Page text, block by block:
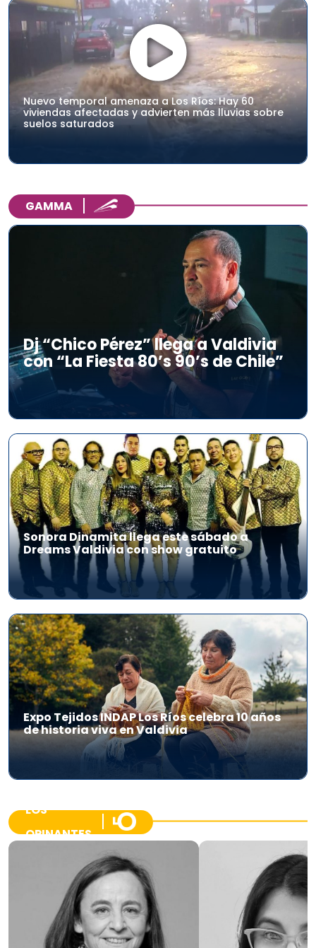
Nuevo temporal amenaza a Los Ríos: Hay 60
viviendas afectadas y advierten más lluvias sobre
suelos saturados
GAMMA
Dj “Chico Pérez” llega a Valdivia
con “La Fiesta 80’s 90’s de Chile”
Sonora Dinamita llega este sábado a
Dreams Valdivia con show gratuito
Expo Tejidos INDAP Los Ríos celebra 10 años
de historia viva en Valdivia
LOS
OPINANTES